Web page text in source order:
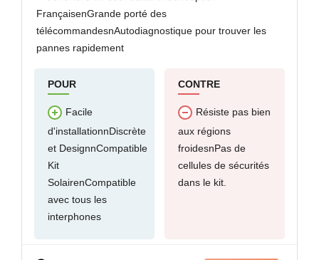
FrançaisenGrande porté des
télécommandesnAutodiagnostique pour trouver les
pannes rapidement
POUR
Facile
d'installationnDiscrète
et DesignnCompatible
Kit
SolairenCompatible
avec tous les
interphones
CONTRE
Résiste pas bien
aux régions
froidesnPas de
cellules de sécurités
dans le kit.